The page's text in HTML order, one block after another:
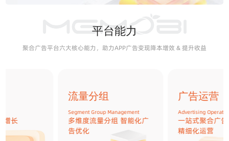
平台能力
聚合广告平台六大核心能力，助力APP广告变现降本增效 & 提升收益
Segment Group Management
多维度流量分组 智能化广
告优化
Advertising Operations
一站式聚合广告变现平台